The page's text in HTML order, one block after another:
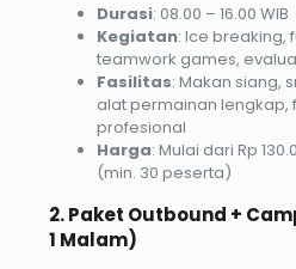
Durasi: 08.00 – 16.00 WIB
Kegiatan: Ice breaking,
teamwork games,
Fasilitas: Makan siang,
alat permainan lengkap,
profesional
Harga: Mulai dari Rp
(min. 30 peserta)
2. Paket Outbound +
1 Malam)